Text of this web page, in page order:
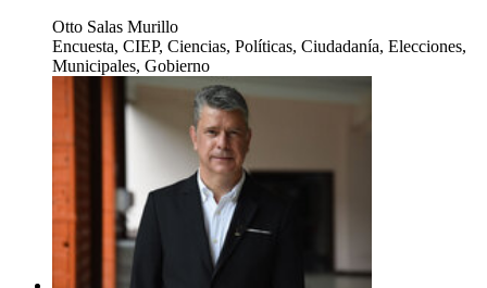
Otto Salas Murillo
Encuesta, CIEP, Ciencias, Políticas, Ciudadanía, Elecciones,
Municipales, Gobierno